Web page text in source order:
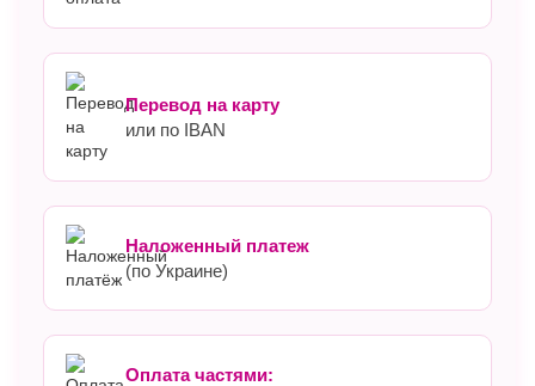
Перевод на карту
или по IBAN
Наложенный платеж
(по Украине)
Оплата частями: